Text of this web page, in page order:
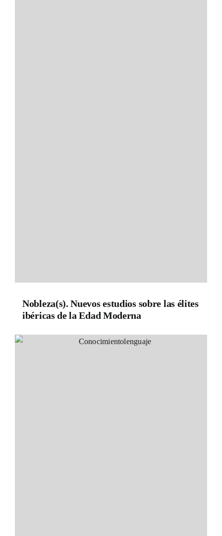
Nobleza(s). Nuevos estudios sobre las élites
ibéricas de la Edad Moderna